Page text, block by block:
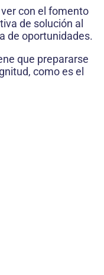
con el fomento
de solución al
de oportunidades.
que prepararse
como es el